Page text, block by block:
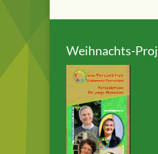
Weihnachts-